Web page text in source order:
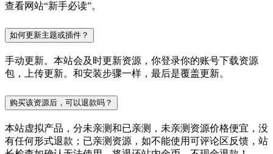
查看网站“新手必读”。
如何更新主题或插件？
手动更新。本站会及时更新资源，你登录你的账号下载资源
包，上传更新。和安装步骤一样，最后是覆盖更新。
购买该资源后，可以退款吗？
本站虚拟产品，分未亲测和已亲测，未亲测资源价格便宜，没
有任何形式退款；已亲测资源，如不能使用可评论区反馈，站